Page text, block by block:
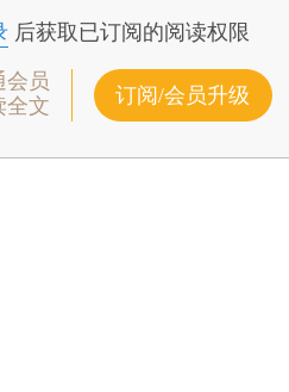
后获取已订阅的阅读权限
会员
全文
订阅/会员升级